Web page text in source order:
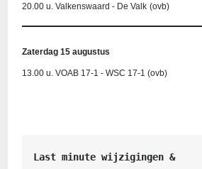
20.00 u. Valkenswaard - De Valk (ovb)
Zaterdag 15 augustus
13.00 u. VOAB 17-1 - WSC 17-1 (ovb)
Last minute wijzigingen &